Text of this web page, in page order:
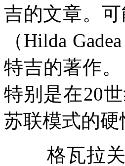
吉的文章。
（Hilda Gadea
特吉的著作。
特别是在20
苏联模式的
格瓦拉